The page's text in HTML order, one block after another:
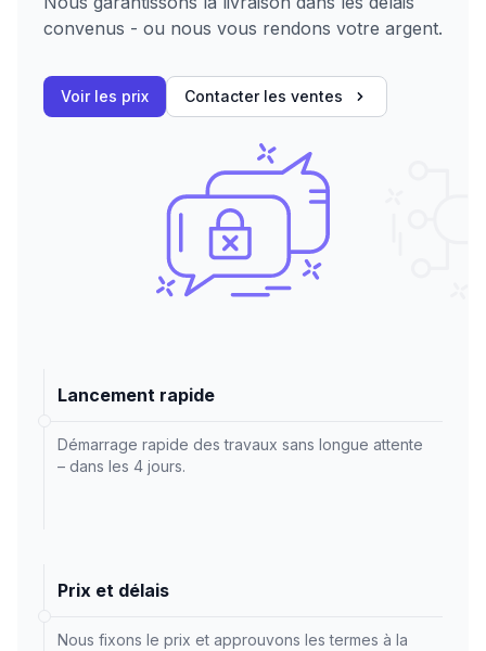
convenus - ou nous vous rendons votre argent.
Voir les prix Contacter les ventes
Lancement rapide
Démarrage rapide des travaux sans longue attente
– dans les 4 jours.
Prix et délais
Nous fixons le prix et approuvons les termes à la